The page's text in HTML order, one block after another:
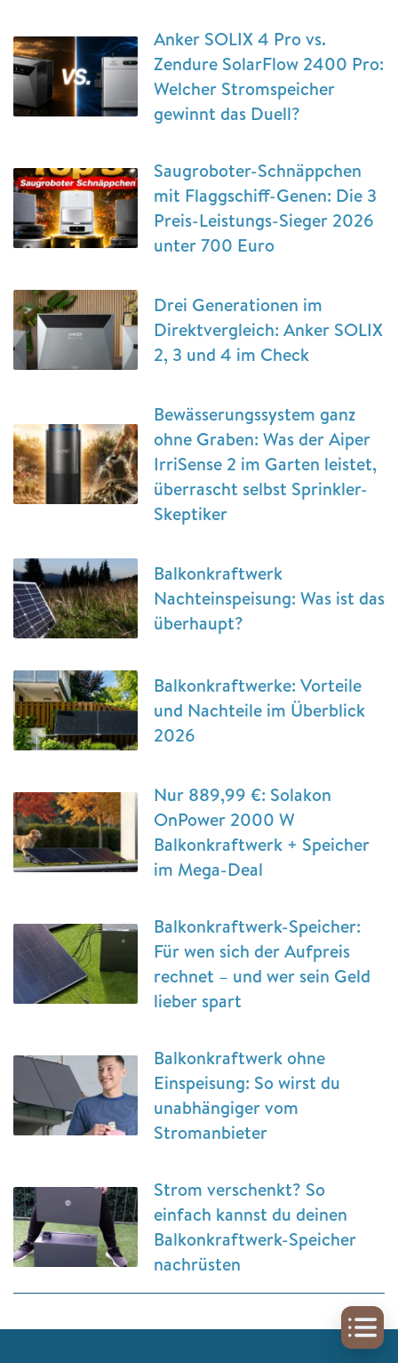
Anker SOLIX 4 Pro vs.
Zendure SolarFlow 2400 Pro:
Welcher Stromspeicher
gewinnt das Duell?
Saugroboter-Schnäppchen
mit Flaggschiff-Genen: Die 3
Preis-Leistungs-Sieger 2026
unter 700 Euro
Drei Generationen im
Direktvergleich: Anker SOLIX
2, 3 und 4 im Check
Bewässerungssystem ganz
ohne Graben: Was der Aiper
IrriSense 2 im Garten leistet,
überrascht selbst Sprinkler-
Skeptiker
Balkonkraftwerk
Nachteinspeisung: Was ist das
überhaupt?
Balkonkraftwerke: Vorteile
und Nachteile im Überblick
2026
Nur 889,99 €: Solakon
OnPower 2000 W
Balkonkraftwerk + Speicher
im Mega-Deal
Balkonkraftwerk-Speicher:
Für wen sich der Aufpreis
rechnet – und wer sein Geld
lieber spart
Balkonkraftwerk ohne
Einspeisung: So wirst du
unabhängiger vom
Stromanbieter
Strom verschenkt? So
einfach kannst du deinen
Balkonkraftwerk-Speicher
nachrüsten